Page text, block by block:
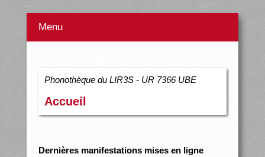
Menu
Phonothèque du LIR3S - UR 7366 UBE
Accueil
Dernières manifestations mises en ligne